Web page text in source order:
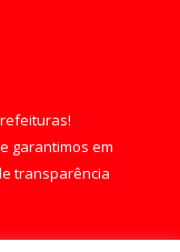
!
garantimos em
transparência